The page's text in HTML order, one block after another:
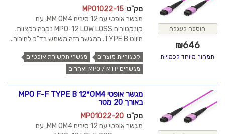
הוספה לעגלה
₪646
תמחור מיוחד לכמויות
מק"ט:
MPO1022-15
מגשר אופטי עם 12 סיבים MM OM4, עם
קונקטורים MPO-12 LOW LOSS נקבה בקצוות.
חיווט TYPE B. המגשר הזה משמש בד"כ לחיבור...
קטגוריות מוצרים
מגשרי תקשורת אופטיים
מגשרים MPO / MTP ואחרים
מגשר אופטי MPO F-F TYPE B 12*OM4
באורך 20 מטר
מק"ט:
MPO1022-20
מגשר אופטי עם 12 סיבים MM OM4, עם